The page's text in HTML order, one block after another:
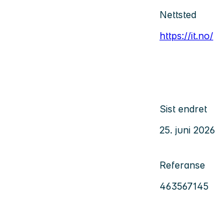
Nettsted
https://it.no/
Sist endret
25. juni 2026
Referanse
463567145